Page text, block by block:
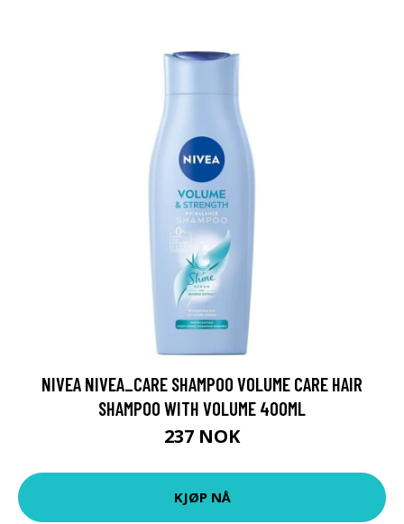
NIVEA NIVEA_CARE SHAMPOO VOLUME CARE HAIR
SHAMPOO WITH VOLUME 400ML
237 NOK
KJØP NÅ